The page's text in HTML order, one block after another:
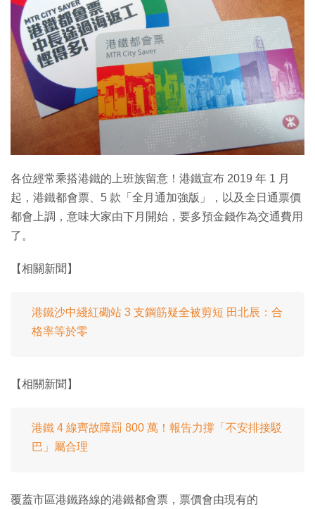
IT Times
生成式AI與雲端應用
Enterprise Digital Transformation
各位經常乘搭港鐵的上班族留意！港鐵宣布 2019 年 1 月
起，港鐵都會票、5 款「全月通加強版」，以及全日通票價
都會上調，意味大家由下月開始，要多預金錢作為交通費用
了。
【相關新聞】
港鐵沙中綫紅磡站 3 支鋼筋疑全被剪短 田北辰：合
格率等於零
【相關新聞】
港鐵 4 線齊故障罰 800 萬！報告力撐「不安排接駁
巴」屬合理
覆蓋市區港鐵路線的港鐵都會票，票價會由現有的